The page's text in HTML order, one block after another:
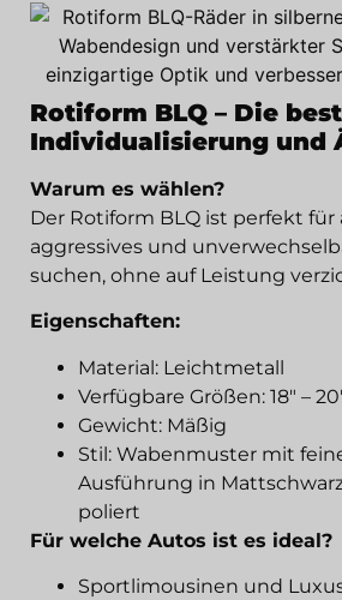
Rotiform BLQ – Die
Individualisierung und
Warum es wählen?
Der Rotiform BLQ ist perfekt für
aggressives und
suchen, ohne auf Leistung
Eigenschaften:
Material: Leichtmetall
Verfügbare Größen: 18" –
Gewicht: Mäßig
Stil: Wabenmuster mit
Ausführung in
poliert
Für welche Autos ist es ideal?
Sportlimousinen und